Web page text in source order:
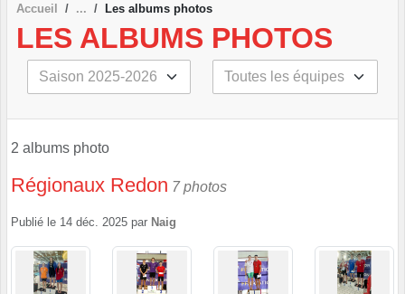
Accueil Les albums photos
LES ALBUMS PHOTOS
2 albums photo
Régionaux Redon 7 photos
Publié le 14 déc. 2025 par Naig